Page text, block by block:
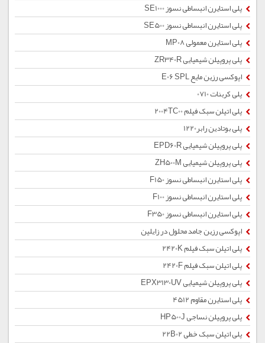
پلی استایرن انبساطی نسوز SE1000
پلی استایرن انبساطی نسوز SE500
پلی استایرن معمولی MP08
پلی پروپیلن شیمیایی ZR340R
اپوکسی رزین مایع E06 SPL
پلی کربنات 0710
پلی اتیلن سبک فیلم 2004TC00
پلی بوتادین رابر1220
پلی پروپیلن شیمیایی EPD60R
پلی پروپیلن شیمیایی ZH500M
پلی استایرن انبساطی نسوز F150
پلی استایرن انبساطی نسوز F100
پلی استایرن انبساطی نسوز F350
اپوکسی رزین جامد محلول در زایلین
پلی اتیلن سبک فیلم 2420K
پلی اتیلن سبک فیلم 2420F
پلی پروپیلن شیمیایی EPX3130UV
پلی استایرن مقاوم 4512
پلی پروپیلن نساجی HP500J
پلی اتیلن سبک خطی 22B02